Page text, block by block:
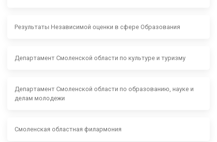
Результаты Независимой оценки в сфере Образования
Департамент Смоленской области по культуре и туризму
Департамент Смоленской области по образованию, науке и
делам молодежи
Смоленская областная филармония